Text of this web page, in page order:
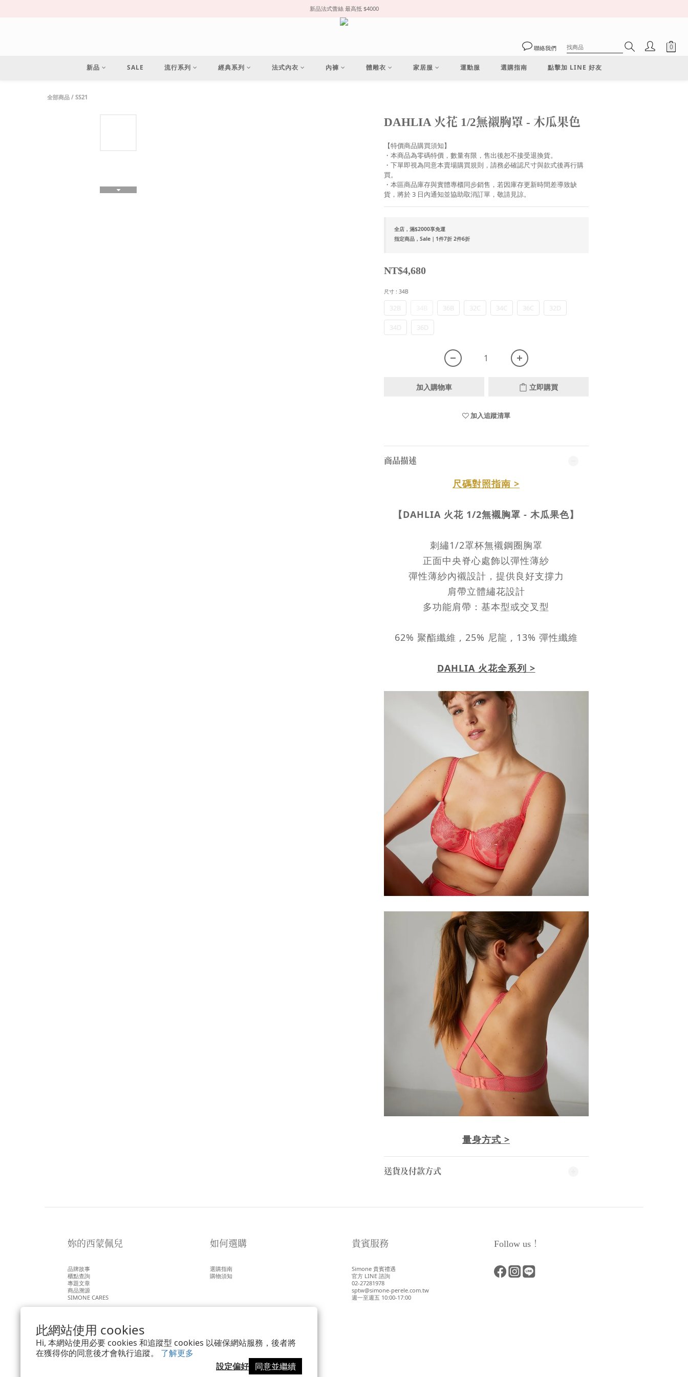
此網站使用 cookies
Hi, 本網站使用必要 cookies 和追蹤型 cookies 以確保網站服務，後者將
在獲得你的同意後才會執行追蹤。 了解更多
設定偏好 同意並繼續
新品法式蕾絲 最高抵 $4000
聯絡我們
新品 SALE 流行系列 經典系列 法式內衣 內褲 體雕衣 家居服 運動服 選購指南 點擊加 LINE 好友
全部商品 / SS21
DAHLIA 火花 1/2無襯胸罩 - 木瓜果色
【特價商品購買須知】
・本商品為零碼特價，數量有限，售出後恕不接受退換貨。
・下單即視為同意本賣場購買規則，請務必確認尺寸與款式後再行購
買。
・本區商品庫存與實體專櫃同步銷售，若因庫存更新時間差導致缺
貨，將於 3 日內通知並協助取消訂單，敬請見諒。
全店，滿$2000享免運
指定商品，Sale｜1件7折 2件6折
NT$4,680
尺寸 : 34B
32B 36B 32C 34C 36C 32D
34D 36D
加入購物車 立即購買
加入追蹤清單
商品描述
尺碼對照指南 >
【DAHLIA 火花 1/2無襯胸罩 - 木瓜果色】
刺繡1/2罩杯無襯鋼圈胸罩
正面中央脊心處飾以彈性薄紗
彈性薄紗內襯設計，提供良好支撐力
肩帶立體繡花設計
多功能肩帶：基本型或交叉型
62% 聚酯纖維 , 25% 尼龍 , 13% 彈性纖維
DAHLIA 火花全系列 >
量身方式 >
送貨及付款方式
妳的西蒙佩兒
品牌故事
櫃點查詢
專題文章
商品溯源
SIMONE CARES
如何選購
選購指南
購物須知
貴賓服務
Simone 貴賓禮遇
官方 LINE 諮詢
02-27281978
sptw@simone-perele.com.tw
週一至週五 10:00-17:00
Follow us！